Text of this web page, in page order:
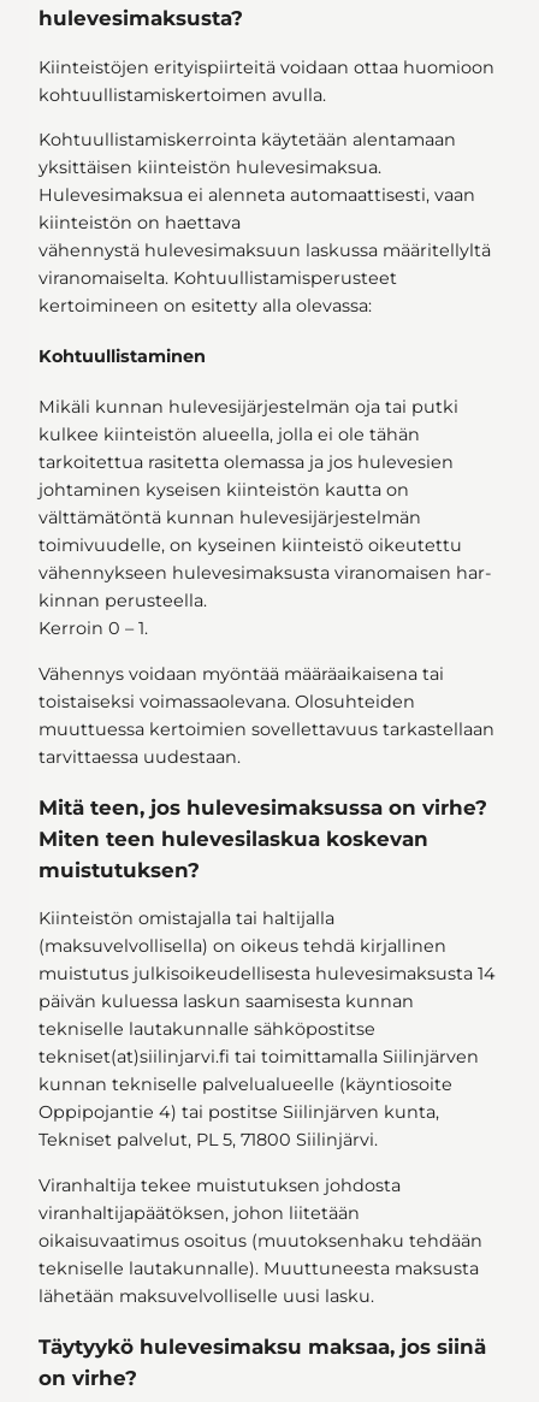
hulevesimaksusta?
Kiinteistöjen erityispiirteitä voidaan ottaa huomioon
kohtuullistamiskertoimen avulla.
Kohtuullistamiskerrointa käytetään alentamaan
yksittäisen kiinteistön hulevesimaksua.
Hulevesimaksua ei alenneta automaattisesti, vaan
kiinteistön on haettava
vähennystä hulevesimaksuun laskussa määritellyltä
viranomaiselta. Kohtuullistamisperusteet
kertoimineen on esitetty alla olevassa:
Kohtuullistaminen
Mikäli kunnan hulevesijärjestelmän oja tai putki
kulkee kiinteistön alueella, jolla ei ole tähän
tarkoitettua rasitetta olemassa ja jos hulevesien
johtaminen kyseisen kiin­teis­tön kautta on
välttämätöntä kunnan hulevesijärjestelmän
toimivuudelle, on ky­sei­nen kiinteistö oikeutettu
vähennykseen hulevesimaksusta viranomaisen har­
kin­nan perusteella.
Kerroin 0 – 1.
Vähennys voidaan myöntää määräaikaisena tai
toistaiseksi voimassaolevana. Olosuhteiden
muuttuessa kertoimien sovellettavuus tarkastellaan
tarvittaessa uudestaan.
Mitä teen, jos hulevesimaksussa on virhe?
Miten teen hulevesilaskua koskevan
muistutuksen?
Kiinteistön omistajalla tai haltijalla
(maksuvelvollisella) on oikeus tehdä kirjallinen
muistutus julkisoikeudellisesta hulevesimaksusta 14
päivän kuluessa laskun saamisesta kunnan
tekniselle lautakunnalle sähköpostitse
tekniset(at)siilinjarvi.f tai toimittamalla Siilinjärven
kunnan tekniselle palvelualueelle (käyntiosoite
Oppipojantie 4) tai postitse Siilinjärven kunta,
Tekniset palvelut, PL 5, 71800 Siilinjärvi.
Viranhaltija tekee muistutuksen johdosta
viranhaltijapäätöksen, johon liitetään
oikaisuvaatimus osoitus (muutoksenhaku tehdään
tekniselle lautakunnalle). Muuttuneesta maksusta
lähetään maksuvelvolliselle uusi lasku.
Täytyykö hulevesimaksu maksaa, jos siinä
on virhe?